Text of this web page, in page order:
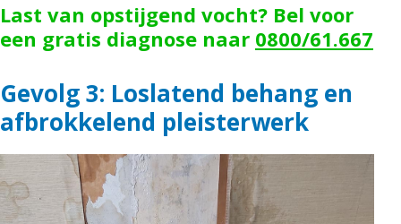
Last van opstijgend vocht? Bel voor
een gratis diagnose naar 0800/61.667
Gevolg 3: Loslatend behang en
afbrokkelend pleisterwerk